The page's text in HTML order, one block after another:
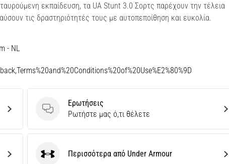
εκπαίδευση, τα UA Stunt 3.0 Σορτς παρέχουν την τέλεια
τις δραστηριότητές τους με αυτοπεποίθηση και ευκολία.
- NL
Ερωτήσεις
Ερωτήσεις
Ρωτήστε μας ό,τι θέλετε
Under ArmourΠερισσότερα από Under Armour